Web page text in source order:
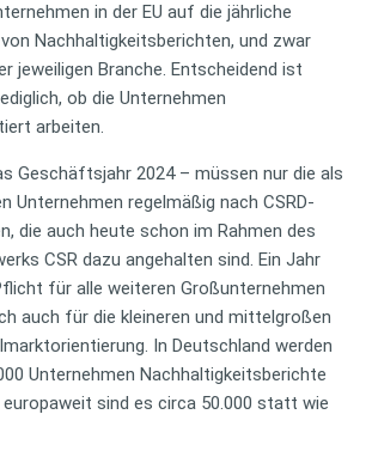
in der EU auf die jährliche
Nachhaltigkeitsberichten, und zwar
jeweiligen Branche. Entscheidend ist
ob die Unternehmen
arbeiten.
Geschäftsjahr 2024 – müssen nur die als
Unternehmen regelmäßig nach CSRD-
die auch heute schon im Rahmen des
CSR dazu angehalten sind. Ein Jahr
für alle weiteren Großunternehmen
auch für die kleineren und mittelgroßen
In Deutschland werden
Unternehmen Nachhaltigkeitsberichte
sind es circa 50.000 statt wie